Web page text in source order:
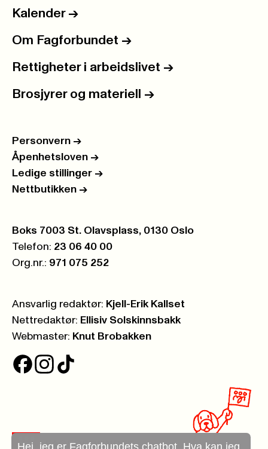
Hei, jeg er Fagforbundets chatbot. Hva kan jeg
Kalender ->
Om Fagforbundet ->
Rettigheter i arbeidslivet ->
Brosjyrer og materiell ->
Personvern ->
Åpenhetsloven ->
Ledige stillinger ->
Nettbutikken ->
Postboks:
Boks 7003 St. Olavsplass, 0130 Oslo
Telefon: 23 06 40 00
Org.nr.: 971 075 252
Ansvarlig redaktør: Kjell-Erik Kallset
Nettredaktør: Ellisiv Solskinnsbakk
Webmaster: Knut Brobakken